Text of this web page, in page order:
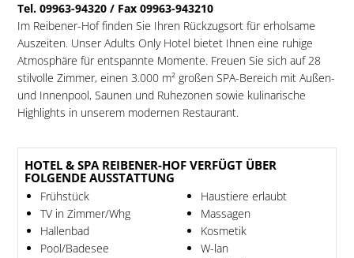
Tel. 09963-94320 / Fax 09963-943210
Im Reibener-Hof finden Sie Ihren Rückzugsort für erholsame
Auszeiten. Unser Adults Only Hotel bietet Ihnen eine ruhige
Atmosphäre für entspannte Momente. Freuen Sie sich auf 28
stilvolle Zimmer, einen 3.000 m² großen SPA-Bereich mit Außen-
und Innenpool, Saunen und Ruhezonen sowie kulinarische
Highlights in unserem modernen Restaurant.
HOTEL & SPA REIBENER-HOF VERFÜGT ÜBER
FOLGENDE AUSSTATTUNG
Frühstück
TV in Zimmer/Whg
Hallenbad
Pool/Badesee
Haustiere erlaubt
Massagen
Kosmetik
W-lan